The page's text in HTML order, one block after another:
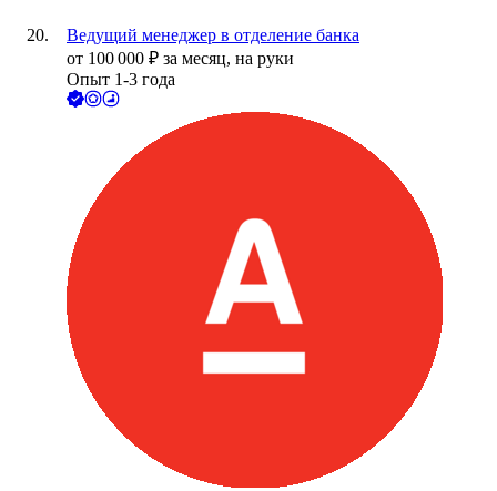
Ведущий менеджер в отделение банка
от 100 000 ₽ за месяц, на руки
Опыт 1-3 года